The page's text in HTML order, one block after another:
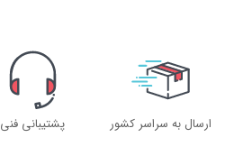
ارسال به سراسر کشور پشتیبانی فنی